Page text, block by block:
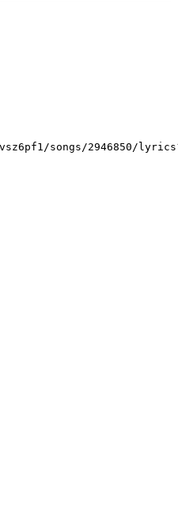
songs/2946850/